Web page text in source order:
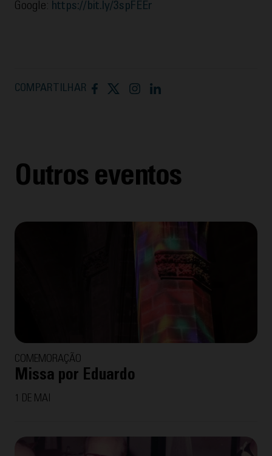
Google: https://bit.ly/3spFEEr
COMPARTILHAR
Outros eventos
COMEMORAÇÃO
Missa por Eduardo
1 DE MAI